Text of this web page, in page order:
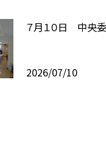
７月１０日 中央
2026/07/10